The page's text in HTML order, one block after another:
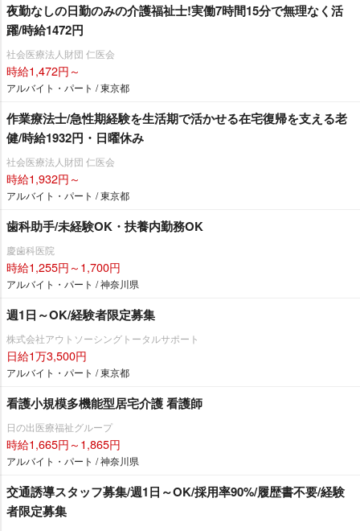
夜勤なしの日勤のみの介護福祉士!実働7時間15分で無理なく活
躍/時給1472円
社会医療法人財団 仁医会
時給1,472円～
アルバイト・パート / 東京都
作業療法士/急性期経験を生活期で活かせる在宅復帰を支える老
健/時給1932円・日曜休み
社会医療法人財団 仁医会
時給1,932円～
アルバイト・パート / 東京都
歯科助手/未経験OK・扶養内勤務OK
慶歯科医院
時給1,255円～1,700円
アルバイト・パート / 神奈川県
週1日～OK/経験者限定募集
株式会社アウトソーシングトータルサポート
日給1万3,500円
アルバイト・パート / 東京都
看護小規模多機能型居宅介護 看護師
日の出医療福祉グループ
時給1,665円～1,865円
アルバイト・パート / 神奈川県
交通誘導スタッフ募集/週1日～OK/採用率90%/履歴書不要/経験
者限定募集